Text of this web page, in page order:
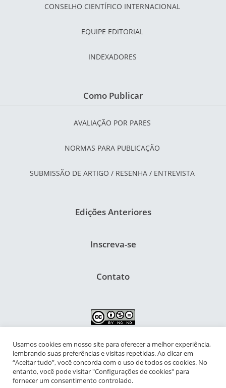
CONSELHO CIENTÍFICO INTERNACIONAL
EQUIPE EDITORIAL
INDEXADORES
Como Publicar
AVALIAÇÃO POR PARES
NORMAS PARA PUBLICAÇÃO
SUBMISSÃO DE ARTIGO / RESENHA / ENTREVISTA
Edições Anteriores
Inscreva-se
Contato
NIPIAC – Núcleo Interdisciplinar de Pesquisa para a Infância e
Adolescência Contemporâneas
Universidade Federal do Rio de Janeiro - Campus da Praia Vermelha
Usamos cookies em nosso site para oferecer a melhor experiência,
lembrando suas preferências e visitas repetidas. Ao clicar em
“Aceitar tudo”, você concorda com o uso de todos os cookies. No
entanto, você pode visitar "Configurações de cookies" para
fornecer um consentimento controlado.